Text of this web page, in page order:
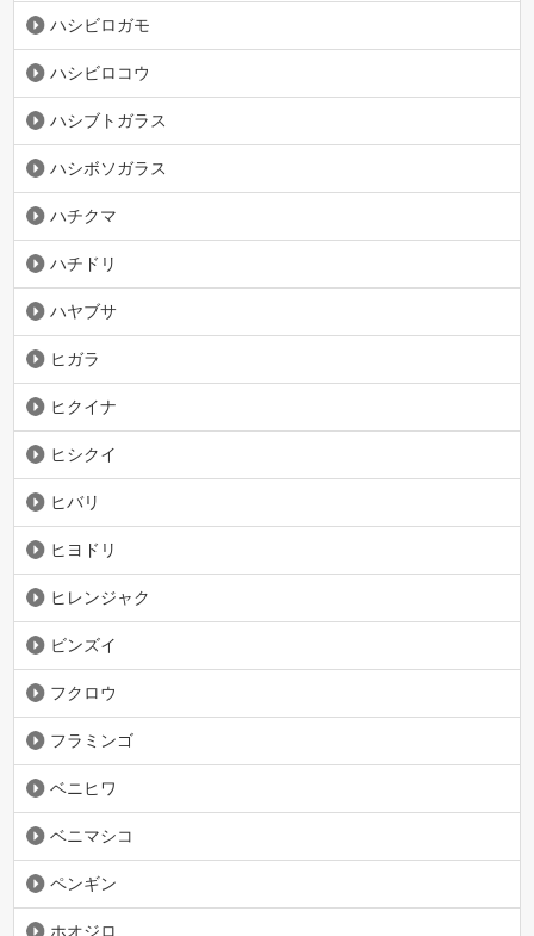
ハシビロガモ
ハシビロコウ
ハシブトガラス
ハシボソガラス
ハチクマ
ハチドリ
ハヤブサ
ヒガラ
ヒクイナ
ヒシクイ
ヒバリ
ヒヨドリ
ヒレンジャク
ビンズイ
フクロウ
フラミンゴ
ベニヒワ
ベニマシコ
ペンギン
ホオジロ